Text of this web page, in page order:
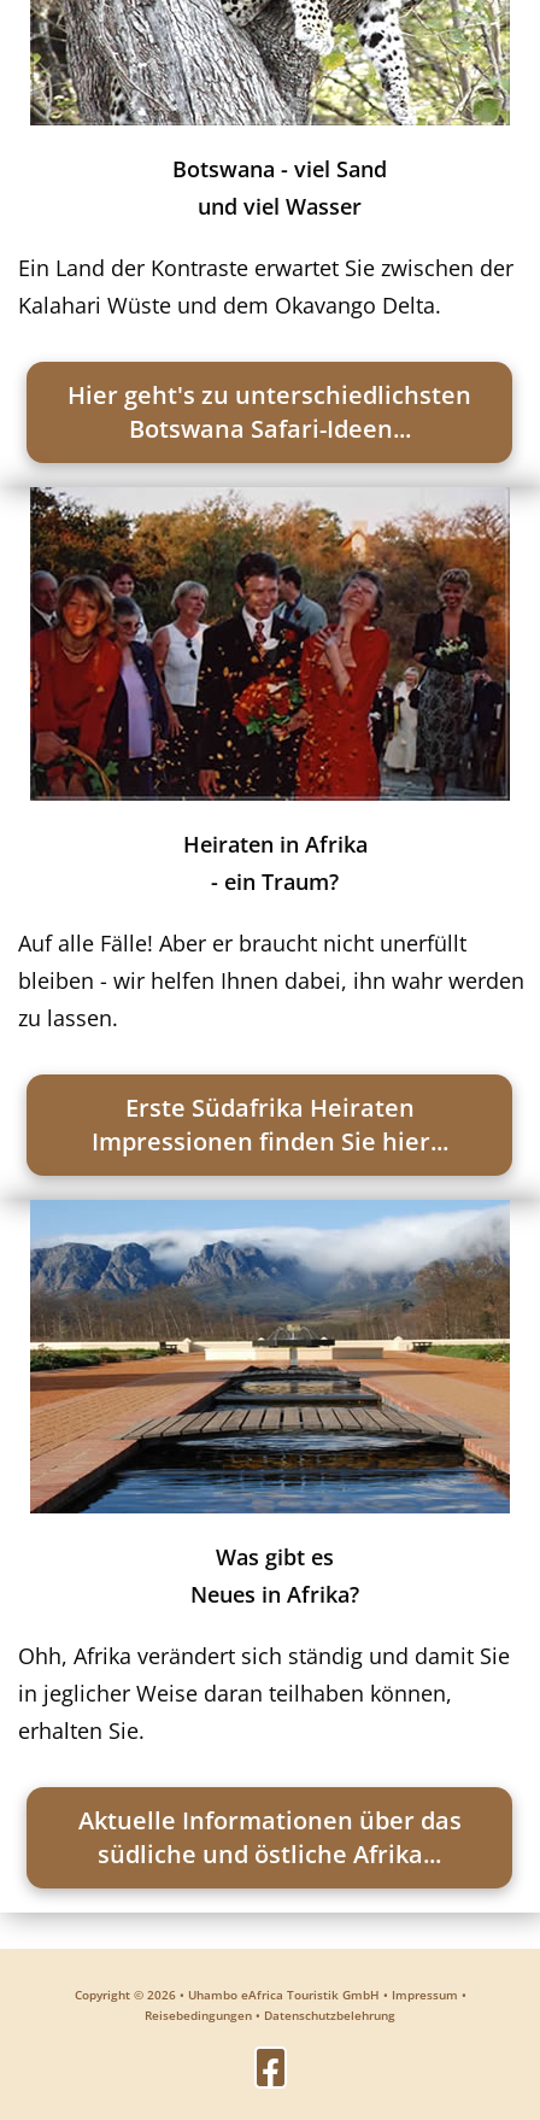
Botswana - viel Sand
und viel Wasser
Ein Land der Kontraste erwartet Sie zwischen der
Kalahari Wüste und dem Okavango Delta.
Hier geht's zu unterschiedlichsten
Botswana Safari-Ideen...
Heiraten in Afrika
- ein Traum?
Auf alle Fälle! Aber er braucht nicht unerfüllt
bleiben - wir helfen Ihnen dabei, ihn wahr werden
zu lassen.
Erste Südafrika Heiraten
Impressionen finden Sie hier...
Was gibt es
Neues in Afrika?
Ohh, Afrika verändert sich ständig und damit Sie
in jeglicher Weise daran teilhaben können,
erhalten Sie.
Aktuelle Informationen über das
südliche und östliche Afrika...
Copyright © 2026• Uhambo eAfrica Touristik GmbH • Impressum •
Reisebedingungen • Datenschutzbelehrung